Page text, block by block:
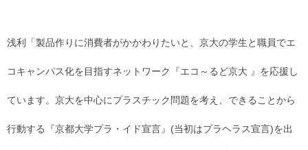
浅利「製品作りに消費者がかかわりたいと、京大の学生と職員でエ
コキャンパス化を目指すネットワーク『エコ～るど京大 』を応援し
ています。京大を中心にプラスチック問題を考え、できることから
行動する『京都大学プラ・イド宣言』(当初はプラヘラス宣言)を出